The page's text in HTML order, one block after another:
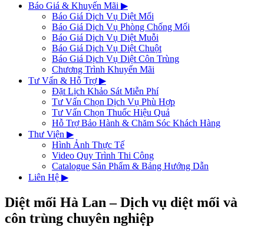
Báo Giá & Khuyến Mãi ▶
Báo Giá Dịch Vụ Diệt Mối
Báo Giá Dịch Vụ Phòng Chống Mối
Báo Giá Dịch Vụ Diệt Muỗi
Báo Giá Dịch Vụ Diệt Chuột
Báo Giá Dịch Vụ Diệt Côn Trùng
Chương Trình Khuyến Mãi
Tư Vấn & Hỗ Trợ▶
Đặt Lịch Khảo Sát Miễn Phí
Tư Vấn Chọn Dịch Vụ Phù Hợp
Tư Vấn Chọn Thuốc Hiệu Quả
Hỗ Trợ Bảo Hành & Chăm Sóc Khách Hàng
Thư Viện ▶
Hình Ảnh Thực Tế
Video Quy Trình Thi Công
Catalogue Sản Phẩm & Bảng Hướng Dẫn
Liên Hệ ▶
Diệt mối Hà Lan – Dịch vụ diệt mối và
côn trùng chuyên nghiệp